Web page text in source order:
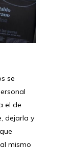
se
el de
dejarla y
mismo